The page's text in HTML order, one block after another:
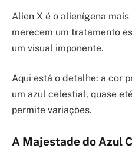
Alien X é o alienígena
merecem um tratamento
um visual imponente.
Aqui está o detalhe: a cor
um azul celestial, quase
permite variações.
A Majestade do Azul